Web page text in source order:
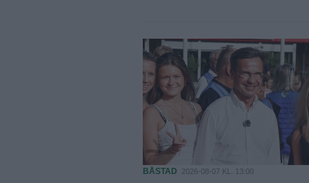
BÅSTAD 2026-08-07 KL. 13:00